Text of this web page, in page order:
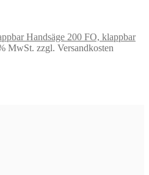
Handsäge 200 FO, klappbar
MwSt. zzgl. Versandkosten